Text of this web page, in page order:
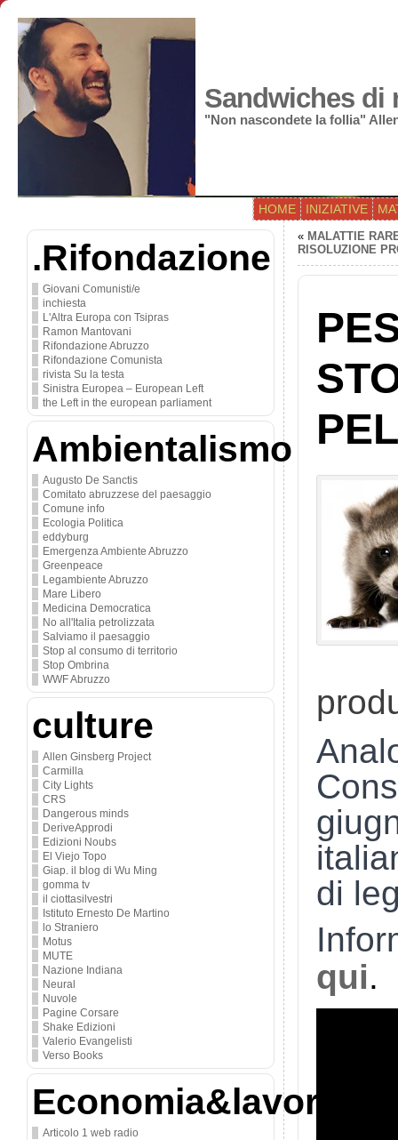
Sandwiches di
"Non nascondete la follia"
HOME INIZIATIVE
.Rifondazione
Giovani Comunisti/e
inchiesta
L'Altra Europa con Tsipras
Ramon Mantovani
Rifondazione Abruzzo
Rifondazione Comunista
rivista Su la testa
Sinistra Europea – European Left
the Left in the european parliament
Ambientalismo
Augusto De Sanctis
Comitato abruzzese del paesaggio
Comune info
Ecologia Politica
eddyburg
Emergenza Ambiente Abruzzo
Greenpeace
Legambiente Abruzzo
Mare Libero
Medicina Democratica
No all'Italia petrolizzata
Salviamo il paesaggio
Stop al consumo di territorio
Stop Ombrina
WWF Abruzzo
culture
Allen Ginsberg Project
Carmilla
City Lights
CRS
Dangerous minds
DeriveApprodi
Edizioni Noubs
El Viejo Topo
Giap. il blog di Wu Ming
gomma tv
il ciottasilvestri
Istituto Ernesto De Martino
lo Straniero
Motus
MUTE
Nazione Indiana
Neural
Nuvole
Pagine Corsare
Shake Edizioni
Valerio Evangelisti
Verso Books
Economia&lavoro
Articolo 1 web radio
« MALATTIE
RISOLUZIONE
di
qui.